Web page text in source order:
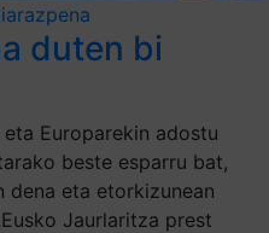
duten bi
Europarekin adostu
beste esparru bat,
dena eta etorkizunean
Jaurlaritza prest